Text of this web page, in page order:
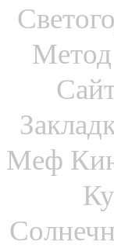
Метод
Меф